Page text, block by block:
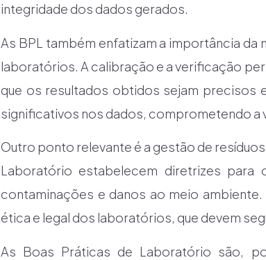
integridade dos dados gerados.
As BPL também enfatizam a importância
laboratórios. A calibração e a verificação
que os resultados obtidos sejam precisos
significativos nos dados, comprometendo a
Outro ponto relevante é a gestão de
Laboratório estabelecem diretrizes
contaminações e danos ao meio
ética e legal dos laboratórios, que devem
As Boas Práticas de Laboratório são,